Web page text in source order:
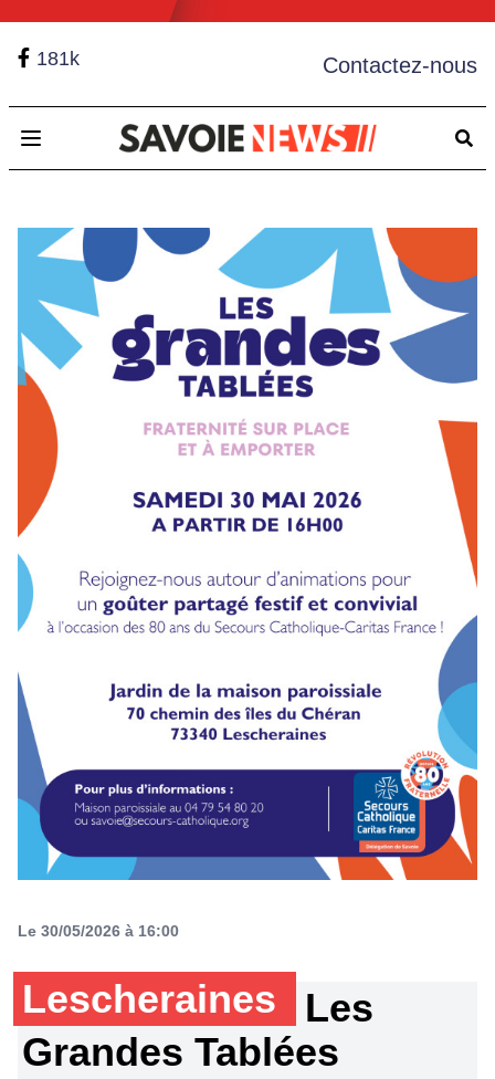
181k Contactez-nous
Open main menu
Le 30/05/2026 à 16:00
Lescheraines
Les
Grandes Tablées